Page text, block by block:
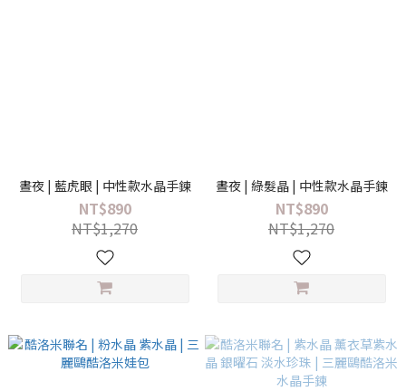
晝夜 | 藍虎眼 | 中性款水晶手鍊
NT$890
NT$1,270
晝夜 | 綠髮晶 | 中性款水晶手鍊
NT$890
NT$1,270